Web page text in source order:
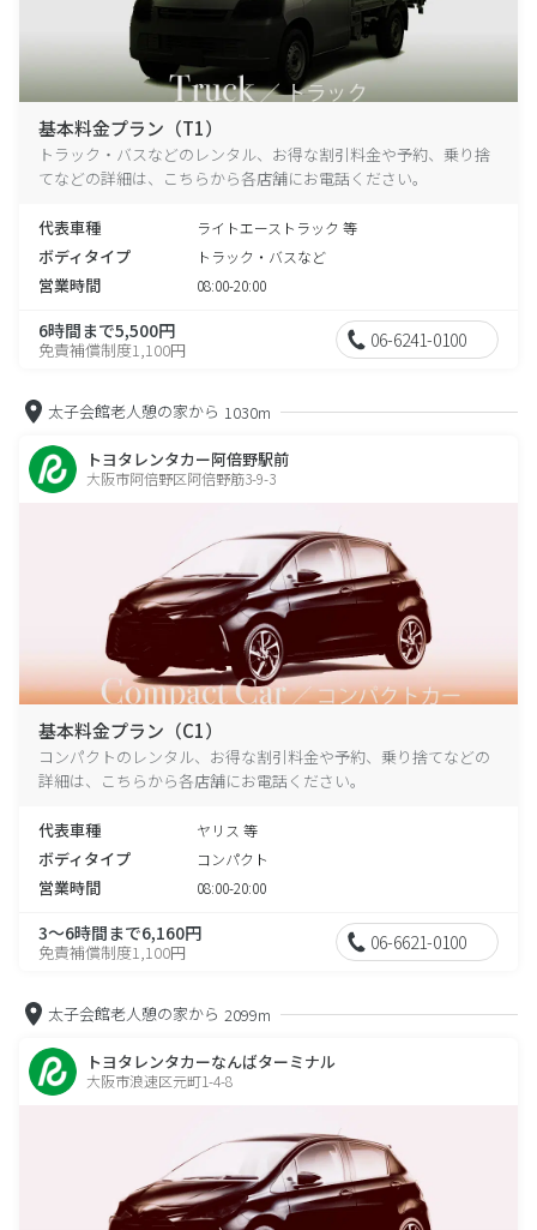
基本料金プラン（T1）
トラック・バスなどのレンタル、お得な割引料金や予約、乗り捨
てなどの詳細は、こちらから各店舗にお電話ください。
代表車種 ライトエーストラック 等
ボディタイプ トラック・バスなど
営業時間 08:00-20:00
6時間まで5,500円
免責補償制度1,100円 06-6241-0100
太子会館老人憩の家から 1030m
トヨタレンタカー阿倍野駅前
大阪市阿倍野区阿倍野筋3-9-3
基本料金プラン（C1）
コンパクトのレンタル、お得な割引料金や予約、乗り捨てなどの
詳細は、こちらから各店舗にお電話ください。
代表車種 ヤリス 等
ボディタイプ コンパクト
営業時間 08:00-20:00
3～6時間まで6,160円
免責補償制度1,100円 06-6621-0100
太子会館老人憩の家から 2099m
トヨタレンタカーなんばターミナル
大阪市浪速区元町1-4-8